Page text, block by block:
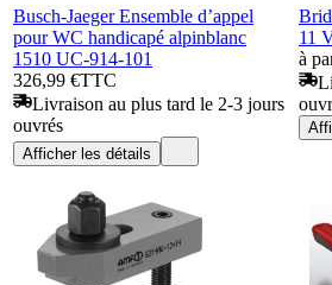
Busch-Jaeger Ensemble d’appel
pour WC handicapé alpinblanc
1510 UC-914-101
326,99 €TTC
Livraison au plus tard le 2-3 jours
ouvrés
Afficher les détails
11
à